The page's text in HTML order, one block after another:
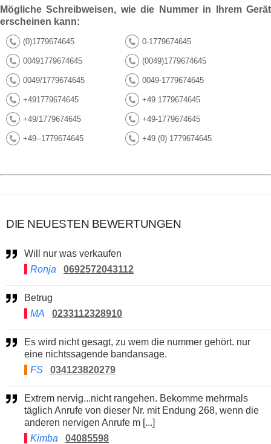
Mögliche Schreibweisen, wie die Nummer in Ihrem Gerät
erscheinen kann:
(0)1779674645 0-1779674645
00491779674645 (0049)1779674645
0049/1779674645 0049-1779674645
+491779674645 +49 1779674645
+49/1779674645 +49-1779674645
+49--1779674645 +49 (0) 1779674645
DIE NEUESTEN BEWERTUNGEN
Will nur was verkaufen
Ronja
0692572043112
Betrug
MA
0233112328910
Es wird nicht gesagt, zu wem die nummer gehört. nur
eine nichtssagende bandansage.
FS
034123820279
Extrem nervig...nicht rangehen. Bekomme mehrmals
täglich Anrufe von dieser Nr. mit Endung 268, wenn die
anderen nervigen Anrufe m [...]
Kimba
04085598